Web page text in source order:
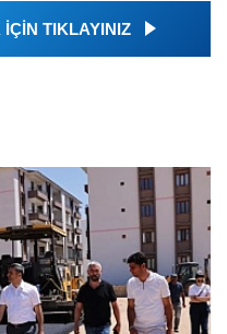
TIKLAYINIZ